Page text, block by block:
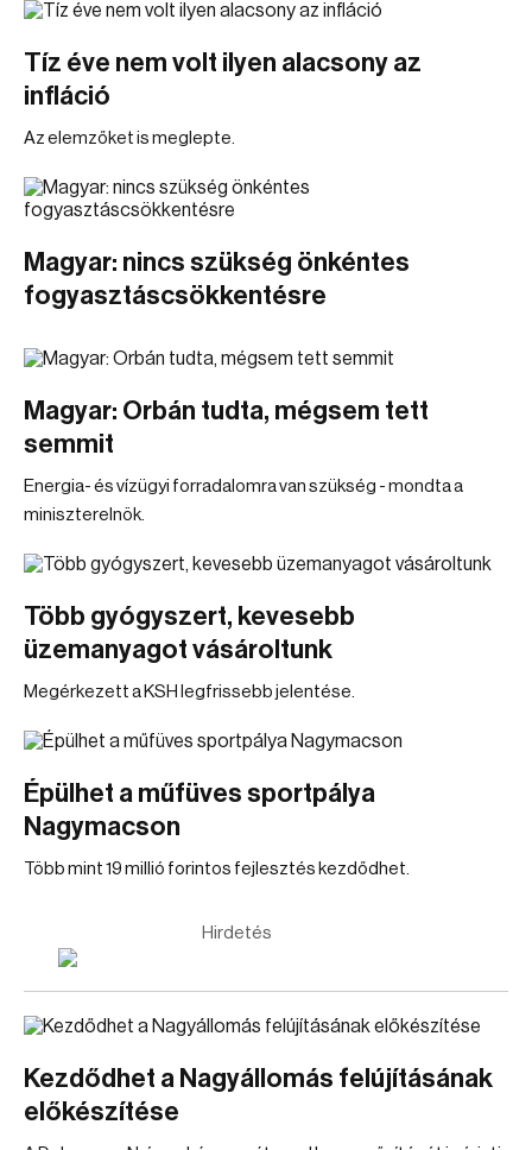
Tíz éve nem volt ilyen alacsony az
infláció
Az elemzőket is meglepte.
Magyar: nincs szükség önkéntes
fogyasztáscsökkentésre
Magyar: Orbán tudta, mégsem tett
semmit
Energia- és vízügyi forradalomra van szükség - mondta a
miniszterelnök.
Több gyógyszert, kevesebb
üzemanyagot vásároltunk
Megérkezett a KSH legfrissebb jelentése.
Épülhet a műfüves sportpálya
Nagymacson
Több mint 19 millió forintos fejlesztés kezdődhet.
Hirdetés
Kezdődhet a Nagyállomás felújításának
előkészítése